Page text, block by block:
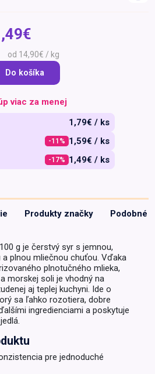
Recepty
od 14,90€ / kg
Do košíka
viac za menej
1,79€ / ks
-11% 1,59€ / ks
-17% 1,49€ / ks
Produkty značky Podobné
g je čerstvý syr s jemnou,
plnou mliečnou chuťou. Vďaka
plnotučného mlieka,
morskej soli je vhodný na
aj teplej kuchyni. Ide o
sa ľahko rozotiera, dobre
ingredienciami a poskytuje
pre jednoduché